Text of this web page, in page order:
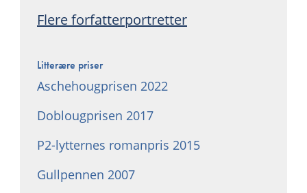
Flere forfatterportretter
Litterære priser
Aschehougprisen 2022
Doblougprisen 2017
P2-lytternes romanpris 2015
Gullpennen 2007